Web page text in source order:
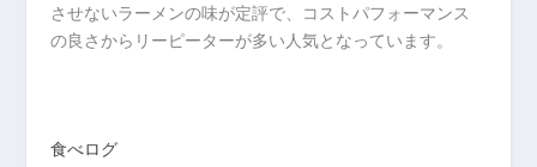
させないラーメンの味が定評で、コストパフォーマンス
の良さからリーピーターが多い人気となっています。
食べログ